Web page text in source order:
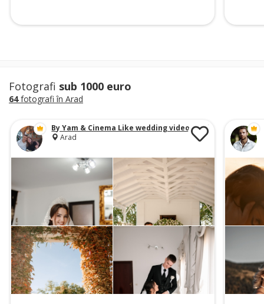
Fotografi sub 1000 euro
64fotografi în Arad
By Yam & Cinema Like wedding video production
Arad